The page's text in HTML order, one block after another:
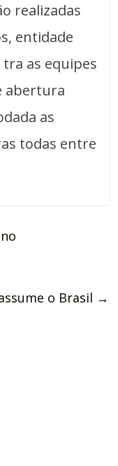
realizadas
entidade
as equipes
abertura
as
todas entre
o Brasil →